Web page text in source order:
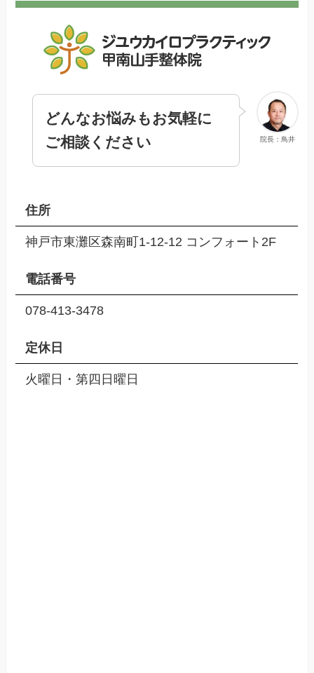
院長：鳥井
どんなお悩みもお気軽に
ご相談ください
住所
神戸市東灘区森南町1-12-12 コンフォート2F
電話番号
078-413-3478
定休日
火曜日・第四日曜日